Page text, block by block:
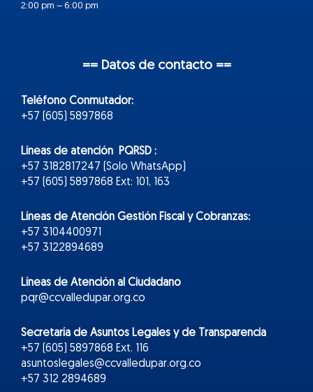
2:00 pm – 6:00 pm
== Datos de contacto ==
Teléfono Conmutador:
+57 (605) 5897868
Líneas de atención PQRSD :
+57 3182817247 (Solo WhatsApp)
+57 (605) 5897868 Ext: 101, 163
Líneas de Atención Gestión Fiscal y Cobranzas:
+57 3104400971
+57 3122894689
Líneas de Atención al Ciudadano
pqr@ccvalledupar.org.co
Secretaría de Asuntos Legales y de Transparencia
+57 (605) 5897868 Ext. 116
asuntoslegales@ccvalledupar.org.co
+57 312 2894689